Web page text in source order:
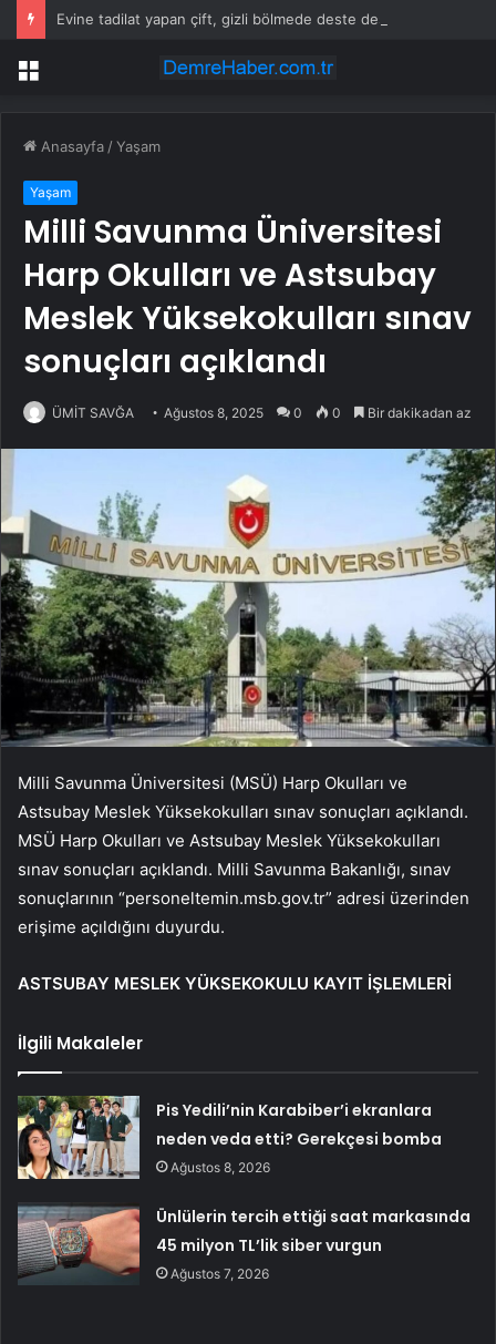
Menü
Anasayfa /Yaşam
Yaşam
Milli Savunma Üniversitesi
Harp Okulları ve Astsubay
Meslek Yüksekokulları sınav
sonuçları açıklandı
ÜMİT SAVĞA Ağustos 8, 2025 0 0 Bir dakikadan az
Milli Savunma Üniversitesi (MSÜ) Harp Okulları ve
Astsubay Meslek Yüksekokulları sınav sonuçları açıklandı.
MSÜ Harp Okulları ve Astsubay Meslek Yüksekokulları
sınav sonuçları açıklandı. Milli Savunma Bakanlığı, sınav
sonuçlarının “personeltemin.msb.gov.tr” adresi üzerinden
erişime açıldığını duyurdu.
ASTSUBAY MESLEK YÜKSEKOKULU KAYIT İŞLEMLERİ
İlgili Makaleler
Pis Yedili’nin Karabiber’i ekranlara
neden veda etti? Gerekçesi bomba
Ağustos 8, 2026
Ünlülerin tercih ettiği saat markasında
45 milyon TL’lik siber vurgun
Ağustos 7, 2026